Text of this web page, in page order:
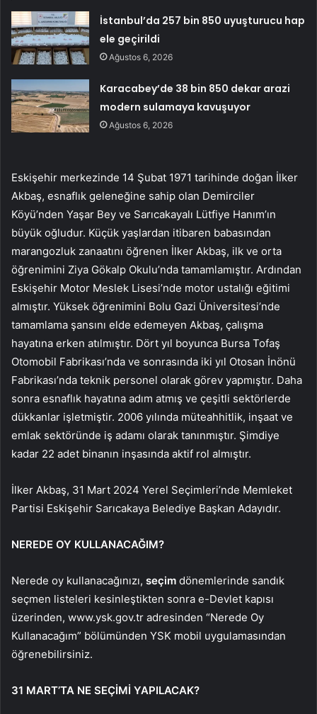
İstanbul’da 257 bin 850 uyuşturucu hap
ele geçirildi
Ağustos 6, 2026
Karacabey’de 38 bin 850 dekar arazi
modern sulamaya kavuşuyor
Ağustos 6, 2026
Eskişehir merkezinde 14 Şubat 1971 tarihinde doğan İlker
Akbaş, esnaflık geleneğine sahip olan Demirciler
Köyü’nden Yaşar Bey ve Sarıcakayalı Lütfiye Hanım’ın
büyük oğludur. Küçük yaşlardan itibaren babasından
marangozluk zanaatını öğrenen İlker Akbaş, ilk ve orta
öğrenimini Ziya Gökalp Okulu’nda tamamlamıştır. Ardından
Eskişehir Motor Meslek Lisesi’nde motor ustalığı eğitimi
almıştır. Yüksek öğrenimini Bolu Gazi Üniversitesi’nde
tamamlama şansını elde edemeyen Akbaş, çalışma
hayatına erken atılmıştır. Dört yıl boyunca Bursa Tofaş
Otomobil Fabrikası’nda ve sonrasında iki yıl Otosan İnönü
Fabrikası’nda teknik personel olarak görev yapmıştır. Daha
sonra esnaflık hayatına adım atmış ve çeşitli sektörlerde
dükkanlar işletmiştir. 2006 yılında müteahhitlik, inşaat ve
emlak sektöründe iş adamı olarak tanınmıştır. Şimdiye
kadar 22 adet binanın inşasında aktif rol almıştır.
İlker Akbaş, 31 Mart 2024 Yerel Seçimleri’nde Memleket
Partisi Eskişehir Sarıcakaya Belediye Başkan Adayıdır.
NEREDE OY KULLANACAĞIM?
Nerede oy kullanacağınızı, seçim dönemlerinde sandık
seçmen listeleri kesinleştikten sonra e-Devlet kapısı
üzerinden, www.ysk.gov.tr adresinden “Nerede Oy
Kullanacağım” bölümünden YSK mobil uygulamasından
öğrenebilirsiniz.
31 MART’TA NE SEÇİMİ YAPILACAK?